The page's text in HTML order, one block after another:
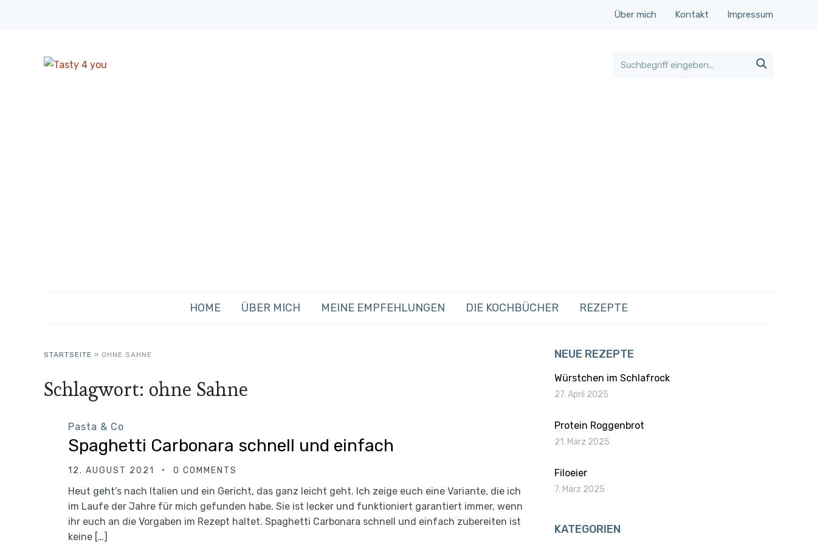
Über mich Kontakt Impressum

HOME ÜBER MICH MEINE EMPFEHLUNGEN DIE KOCHBÜCHER REZEPTE
STARTSEITE » OHNE SAHNE
Schlagwort: ohne Sahne
Pasta & Co
Spaghetti Carbonara schnell und einfach
12. AUGUST 2021 0 COMMENTS
Heut geht’s nach Italien und ein Gericht, das ganz leicht geht. Ich zeige euch eine Variante, die ich
im Laufe der Jahre für mich gefunden habe. Sie ist lecker und funktioniert garantiert immer, wenn
ihr euch an die Vorgaben im Rezept haltet. Spaghetti Carbonara schnell und einfach zubereiten ist
keine […]
NEUE REZEPTE
Würstchen im Schlafrock
27. April 2025
Protein Roggenbrot
21. März 2025
Filoeier
7. März 2025
KATEGORIEN